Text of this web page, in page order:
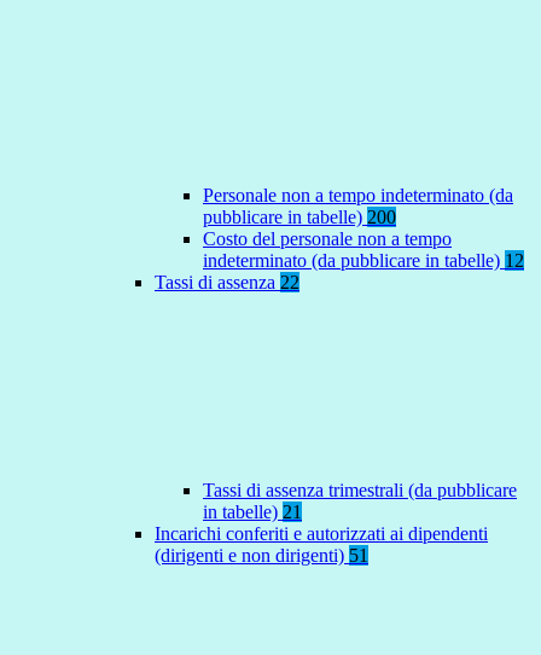
Personale non a tempo indeterminato (da
pubblicare in tabelle) 200
Costo del personale non a tempo
indeterminato (da pubblicare in tabelle) 12
Tassi di assenza 22
Tassi di assenza trimestrali (da pubblicare
in tabelle) 21
Incarichi conferiti e autorizzati ai dipendenti
(dirigenti e non dirigenti) 51